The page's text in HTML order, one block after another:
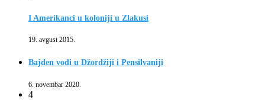
I Amerikanci u koloniji u Zlakusi
19. avgust 2015.
Bajden vodi u Džordžiji i Pensilvaniji
6. novembar 2020.
4